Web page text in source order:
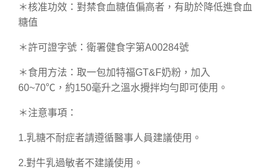
＊核准功效：對禁食血糖值偏高者，有助於降低進食血
糖值
＊許可證字號：衛署健食字第A00284號
＊食用方法：取一包加特福GT&F奶粉，加入
60~70℃，約150毫升之溫水攪拌均勻即可使用。
＊注意事項：
1.乳糖不耐症者請遵循醫事人員建議使用。
2.對牛乳過敏者不建議使用。